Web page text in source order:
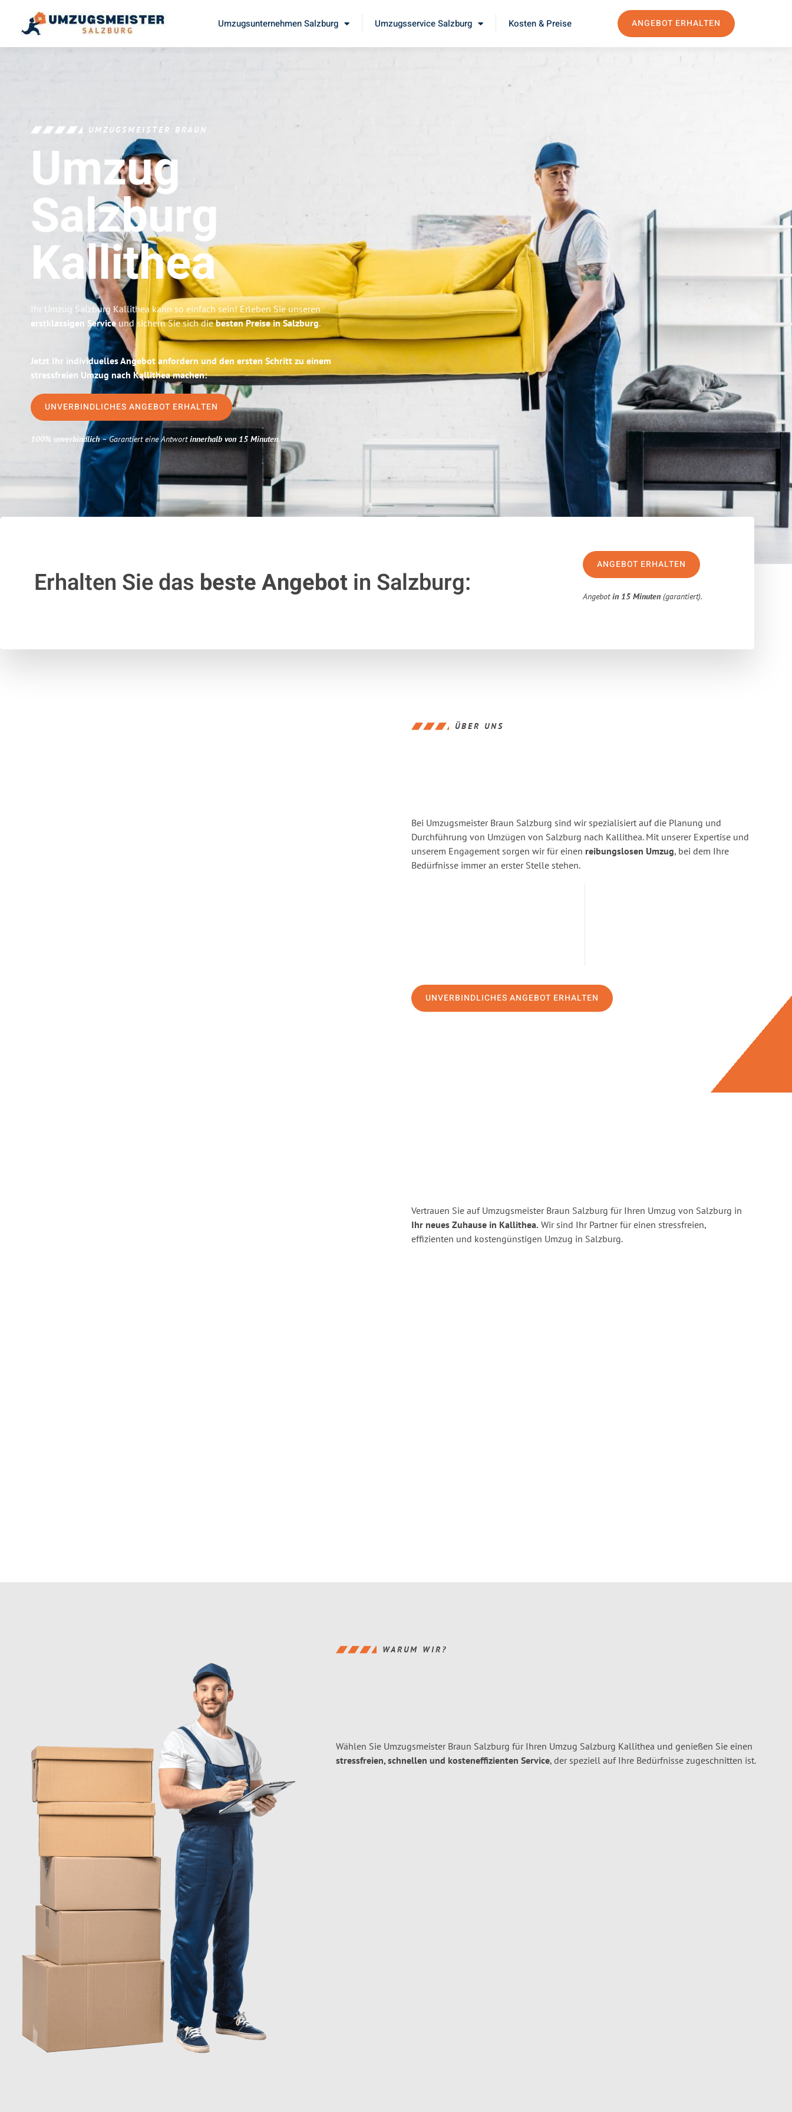
Umzugsunternehmen Salzburg Umzugsservice Salzburg Kosten & Preise ANGEBOT ERHALTEN
UMZUGSMEISTER BRAUN
Umzug
Salzburg
Kallithea
Ihr Umzug Salzburg Kallithea kann so einfach sein! Erleben Sie unseren
erstklassigen Serviceund sichern Sie sich diebesten Preise in Salzburg.
Jetzt Ihr individuelles Angebot anfordern und den ersten Schritt zu einem
stressfreien Umzug nach Kallithea machen:
UNVERBINDLICHES ANGEBOT ERHALTEN
100% unverbindlich– Garantiert eine Antwortinnerhalb von 15 Minuten.
Erhalten Sie das beste Angebotin Salzburg:
ANGEBOT ERHALTEN
Angebotin 15 Minuten (garantiert).
ÜBER UNS
Bei Umzugsmeister Braun Salzburg sind wir spezialisiert auf die Planung und
Durchführung von Umzügen von Salzburg nach Kallithea. Mit unserer Expertise und
unserem Engagement sorgen wir für einen reibungslosen Umzug, bei dem Ihre
Bedürfnisse immer an erster Stelle stehen.
UNVERBINDLICHES ANGEBOT ERHALTEN
Vertrauen Sie auf Umzugsmeister Braun Salzburg für Ihren Umzug von Salzburg in
Ihr neues Zuhause in Kallithea. Wir sind Ihr Partner für einen stressfreien,
effizienten und kostengünstigen Umzug in Salzburg.
WARUM WIR?
Wählen Sie Umzugsmeister Braun Salzburg für Ihren Umzug Salzburg Kallithea und genießen Sie einen
stressfreien, schnellen und kosteneffizienten Service, der speziell auf Ihre Bedürfnisse zugeschnitten ist.